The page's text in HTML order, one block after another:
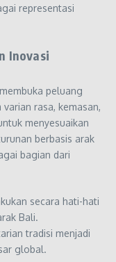
representasi
Inovasi
peluang
rasa, kemasan,
menyesuaikan
berbasis arak
bagian dari
secara hati-hati
Bali.
tradisi menjadi
global.